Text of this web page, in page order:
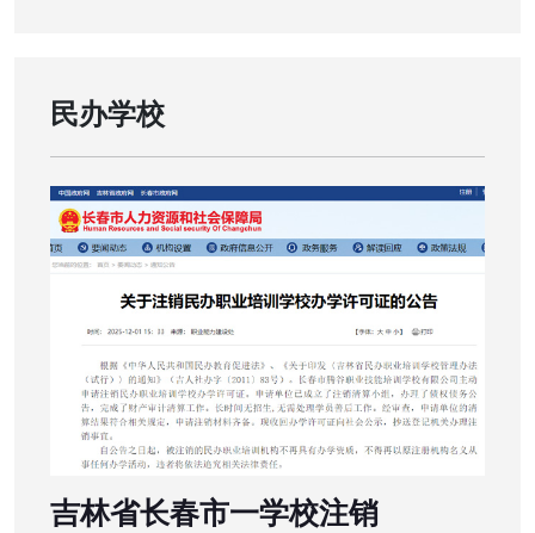
民办学校
吉林省长春市一学校注销